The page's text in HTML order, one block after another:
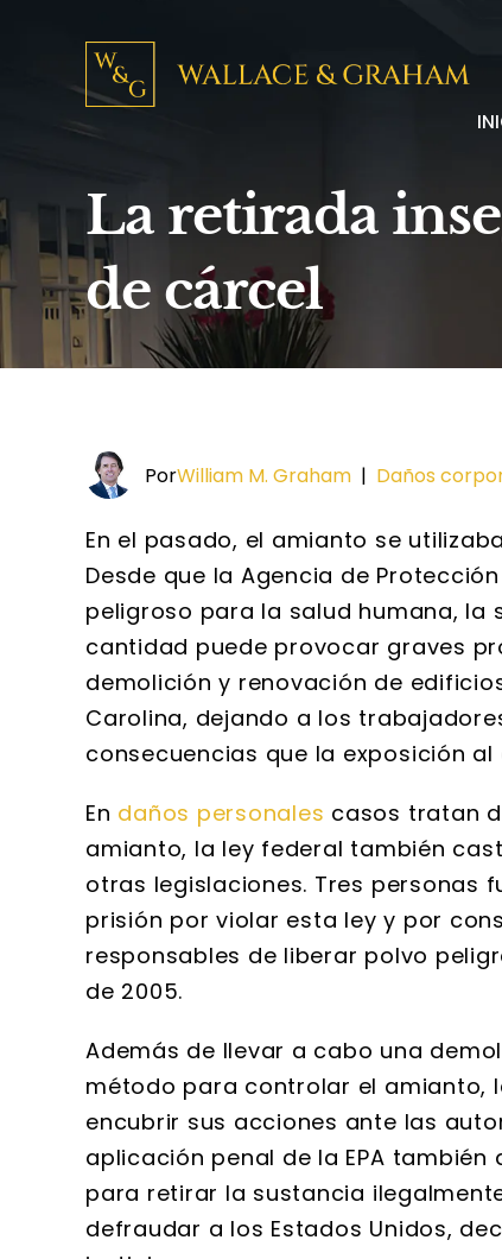
La retirada
de cárcel
PorWilliam M. Graham | Daños
En el pasado, el amianto se
Desde que la Agencia de
peligroso para la salud humana, la
cantidad puede provocar graves
demolición y renovación de
Carolina, dejando a los
consecuencias que la exposición
En daños personales casos tratan
amianto, la ley federal también
otras legislaciones. Tres personas
prisión por violar esta ley y por
responsables de liberar polvo
de 2005.
Además de llevar a cabo una
método para controlar el amianto,
encubrir sus acciones ante las
aplicación penal de la EPA
para retirar la sustancia
defraudar a los Estados Unidos,